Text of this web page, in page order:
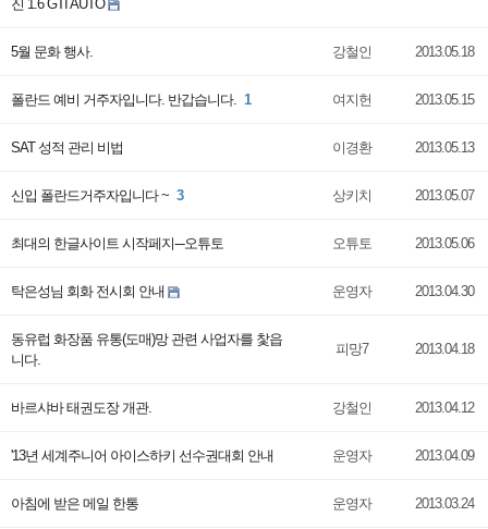
진 1.6 GTI AUTO
5월 문화 행사. 강철인 2013.05.18
폴란드 예비 거주자입니다. 반갑습니다. 1 여지헌 2013.05.15
SAT 성적 관리 비법 이경환 2013.05.13
신입 폴란드거주자입니다 ~ 3 상키치 2013.05.07
최대의 한글사이트 시작페지---오튜토 오튜토 2013.05.06
탁은성님 회화 전시회 안내 운영자 2013.04.30
동유럽 화장품 유통(도매)망 관련 사업자를 찿읍
니다.
피망7 2013.04.18
바르샤바 태권도장 개관. 강철인 2013.04.12
'13년 세계주니어 아이스하키 선수권대회 안내 운영자 2013.04.09
아침에 받은 메일 한통 운영자 2013.03.24